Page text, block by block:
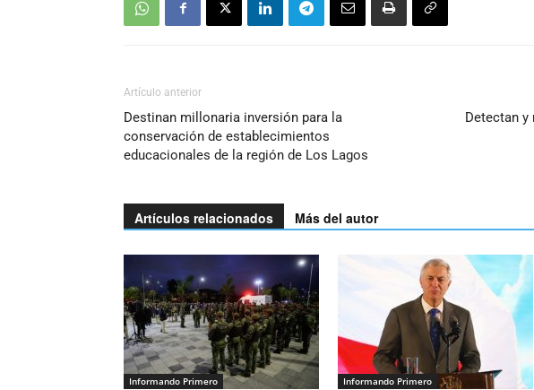
Artículo anterior
Destinan millonaria inversión para la
conservación de establecimientos
educacionales de la región de Los Lagos
Detectan y
Artículos relacionados Más del autor
Informando Primero Informando Primero